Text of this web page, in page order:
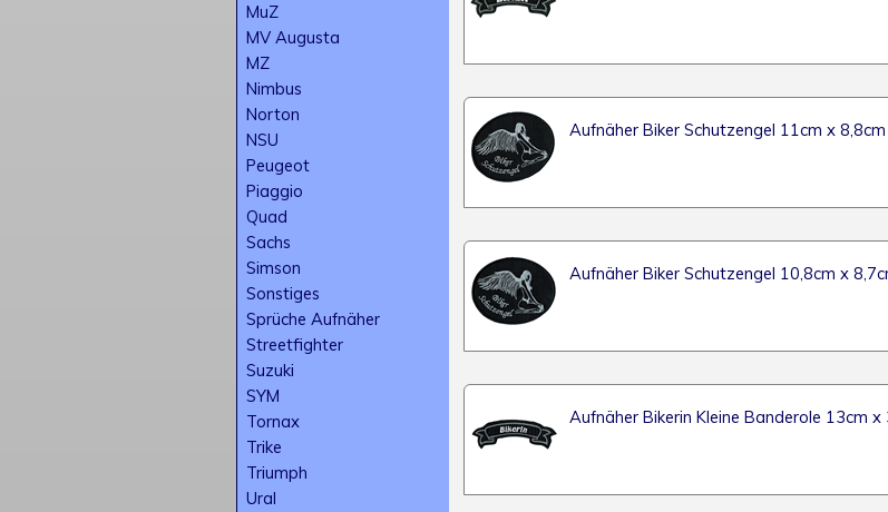
MuZ
MV Augusta
MZ
Nimbus
Norton
NSU
Peugeot
Piaggio
Quad
Sachs
Simson
Sonstiges
Sprüche Aufnäher
Streetfighter
Suzuki
SYM
Tornax
Trike
Triumph
Ural
Aufnäher Biker Schutzengel 11cm x 8,8cm
Aufnäher Biker Schutzengel 10,8cm x
Aufnäher Bikerin Kleine Banderole 13cm x